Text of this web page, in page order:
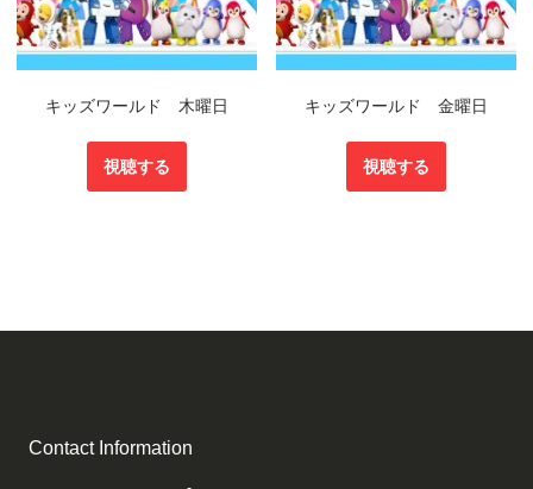
キッズワールド 木曜日
視聴する
キッズワールド 金曜日
視聴する
Contact Information